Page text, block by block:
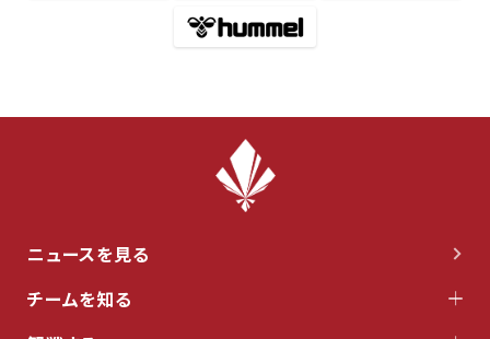
ニュースを見る
チームを知る